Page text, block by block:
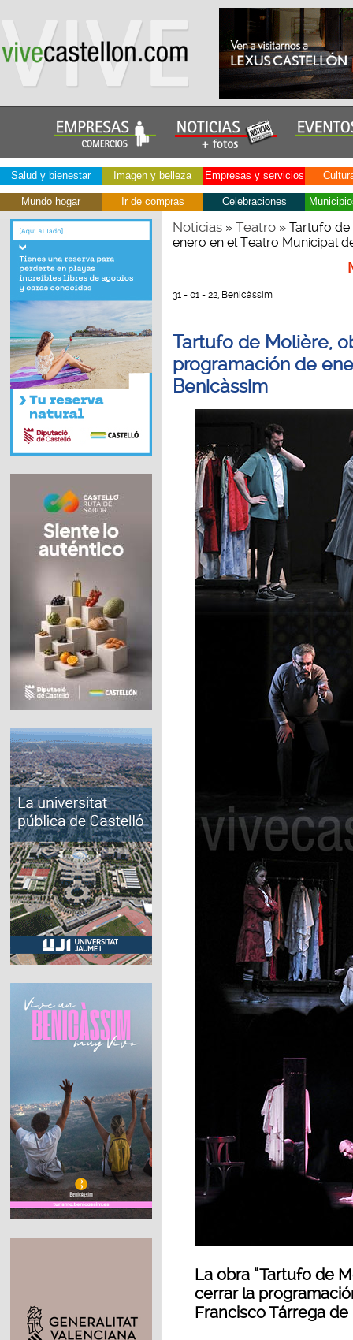
Salud y bienestar Imagen y belleza Empresas y servicios
Mundo hogar Ir de compras Celebraciones
Noticias» Teatro» Tartufo de
enero en el Teatro Municipal
31 - 01 - 22, Benicàssim
Tartufo de Molière,
programación de
Benicàssim
La obra “Tartufo de
cerrar la
Francisco Tárrega de